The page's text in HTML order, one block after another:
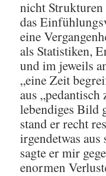
nicht Strukturen
das
eine
als Statistiken,
und im jeweils
„eine Zeit
aus
lebendiges Bild
stand er recht
irgendetwas
sagte er mir
enormen